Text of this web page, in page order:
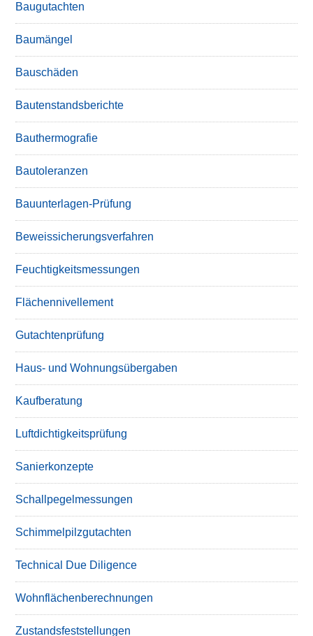
Baugutachten
Baumängel
Bauschäden
Bautenstandsberichte
Bauthermografie
Bautoleranzen
Bauunterlagen-Prüfung
Beweissicherungsverfahren
Feuchtigkeitsmessungen
Flächennivellement
Gutachtenprüfung
Haus- und Wohnungsübergaben
Kaufberatung
Luftdichtigkeitsprüfung
Sanierkonzepte
Schallpegelmessungen
Schimmelpilzgutachten
Technical Due Diligence
Wohnflächenberechnungen
Zustandsfeststellungen